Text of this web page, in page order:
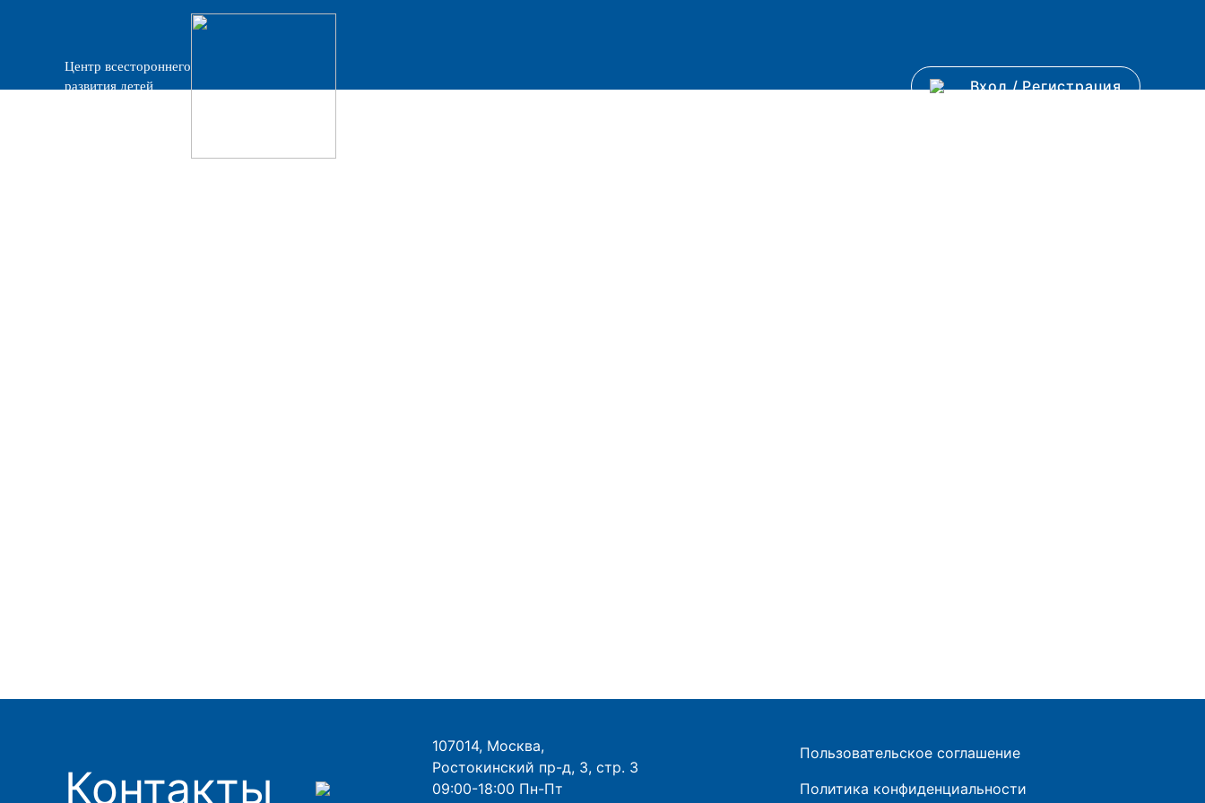
Центр всестороннего
развития детей
Вход/Регистрация
Контакты
107014, Москва,
Ростокинский пр-д, 3, стр. 3
09:00-18:00 Пн-Пт
Пользовательское соглашение
Политика конфиденциальности